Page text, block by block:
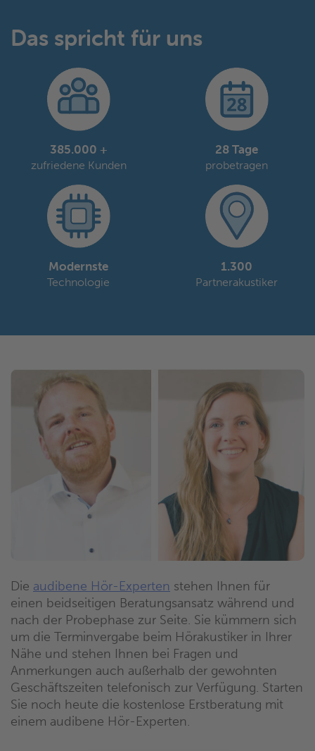
Das spricht für uns
385.000 +
zufriedene Kunden
28 Tage
probetragen
Modernste
Technologie
1.300
Partnerakustiker
Die audibene Hör-Experten stehen Ihnen für
einen beidseitigen Beratungsansatz während und
nach der Probephase zur Seite. Sie kümmern sich
um die Terminvergabe beim Hörakustiker in Ihrer
Nähe und stehen Ihnen bei Fragen und
Anmerkungen auch außerhalb der gewohnten
Geschäftszeiten telefonisch zur Verfügung. Starten
Sie noch heute die kostenlose Erstberatung mit
einem audibene Hör-Experten.